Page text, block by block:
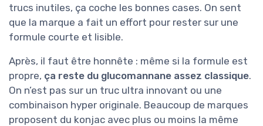
trucs inutiles, ça coche les bonnes cases. On sent
que la marque a fait un effort pour rester sur une
formule courte et lisible.
Après, il faut être honnête : même si la formule est
propre, ça reste du glucomannane assez classique.
On n’est pas sur un truc ultra innovant ou une
combinaison hyper originale. Beaucoup de marques
proposent du konjac avec plus ou moins la même